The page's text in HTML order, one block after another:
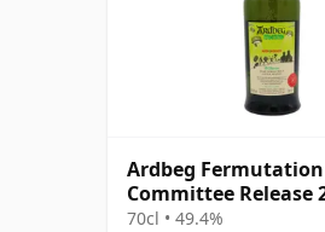
Ardbeg Fermutation
Committee Release
años
70cl • 49.4%